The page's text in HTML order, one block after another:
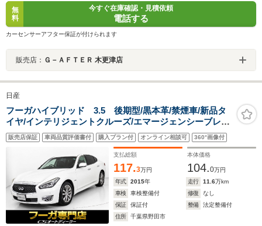
無
料
今すぐ在庫確認・見積依頼
電話する
カーセンサーアフター保証が付けられます
販売店： Ｇ－ＡＦＴＥＲ 木更津店
日産
フーガハイブリッド 3.5 後期型/黒本革/禁煙車/新品タ
イヤ/インテリジェントクルーズ/エマージェンシーブレー
キ/クリアランスソナー/LEDヘッドライト/アラウンドビュ
ー/オットマン/冷暖房シート/フルセグ/HDDマルチナ
ビ/Bluetoothオーディオ
販売店保証 車両品質評価書付 購入プラン付 オンライン相談可 360°画像付
支払総額
117.3万円
本体価格
104.0万円
年式
2015年 走行 11.6万km
車検
車検整備付 修復
なし
保証
保証付 整備
法定整備付
住所
千葉県野田市